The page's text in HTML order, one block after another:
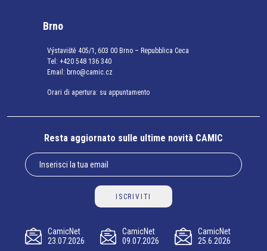
Brno
Výstaviště 405/1, 603 00 Brno – Repubblica Ceca
Tel: +420 548 136 340
Email: brno@camic.cz
Orari di apertura: su appuntamento
Resta aggiornato sulle ultime novità CAMIC
ISCRIVITI
CamicNet
23.07.2026
CamicNet
09.07.2026
CamicNet
25.6.2026